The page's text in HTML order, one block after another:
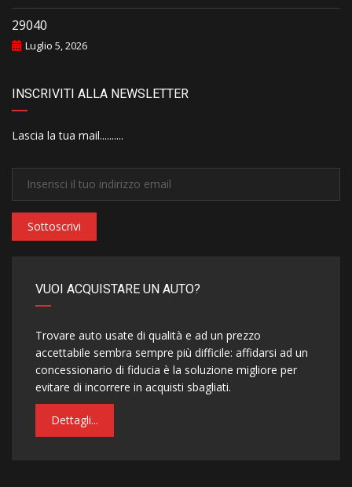
29040
Luglio 5, 2026
INSCRIVITI ALLA NEWSLETTER
Lascia la tua mail..........
Sottoscrivi
VUOI ACQUISTARE UN AUTO?
Trovare auto usate di qualità e ad un prezzo
accettabile sembra sempre più difficile: affidarsi ad un
concessionario di fiducia è la soluzione migliore per
evitare di incorrere in acquisti sbagliati.
Dettagli...